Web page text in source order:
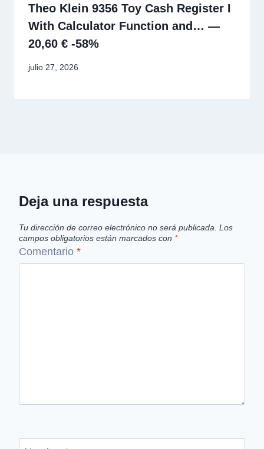
Theo Klein 9356 Toy Cash Register I
With Calculator Function and… —
20,60 € -58%
julio 27, 2026
Deja una respuesta
Tu dirección de correo electrónico no será publicada. Los
campos obligatorios están marcados con *
Comentario *